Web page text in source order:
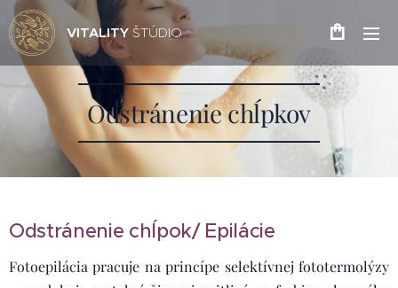
VITALITY ŠTÚDIO
Odstránenie chĺpkov
Odstránenie chĺpok/ Epilácie
Fotoepilácia pracuje na princípe selektívnej fototermolýzy